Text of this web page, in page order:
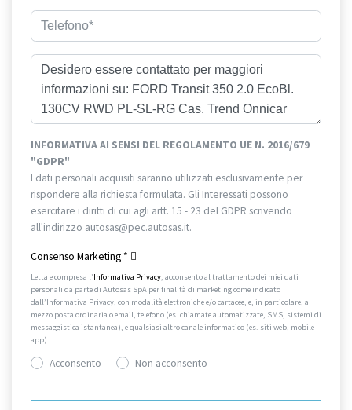
INFORMATIVA AI SENSI DEL REGOLAMENTO UE N. 2016/679
"GDPR"
I dati personali acquisiti saranno utilizzati esclusivamente per
rispondere alla richiesta formulata. Gli Interessati possono
esercitare i diritti di cui agli artt. 15 - 23 del GDPR scrivendo
all'indirizzo autosas@pec.autosas.it.
Consenso Marketing *
Letta e compresa l’Informativa Privacy, acconsento al trattamento dei miei dati
personali da parte di Autosas SpA per finalità di marketing come indicato
dall’Informativa Privacy, con modalità elettroniche e/o cartacee, e, in particolare, a
mezzo posta ordinaria o email, telefono (es. chiamate automatizzate, SMS, sistemi di
messaggistica istantanea), e qualsiasi altro canale informatico (es. siti web, mobile
app).
Acconsento Non acconsento